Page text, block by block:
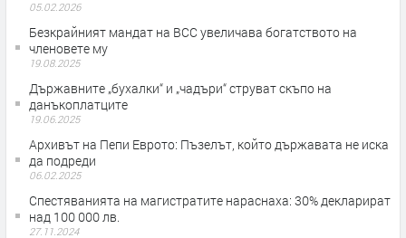
05.02.2026
Безкрайният мандат на ВСС увеличава богатството на
членовете му
19.08.2025
Държавните „бухалки“ и „чадъри“ струват скъпо на
данъкоплатците
19.06.2025
Архивът на Пепи Еврото: Пъзелът, който държавата не иска
да подреди
06.02.2025
Спестяванията на магистратите нараснаха: 30% декларират
над 100 000 лв.
27.11.2024